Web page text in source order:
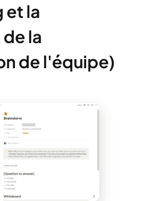
et la
la
de l'équipe)